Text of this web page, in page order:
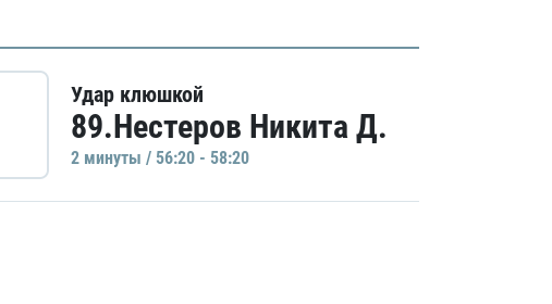
Удар клюшкой
89.Нестеров Никита Д.
2 минуты / 56:20 - 58:20